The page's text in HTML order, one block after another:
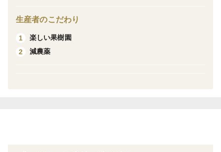
ら・はすみからお届けする秋の味覚のぶとうになりま
す。
当農園では、基準散布量5割減を基準として。
生産者のこだわり
1
楽しい果樹園
2
減農薬